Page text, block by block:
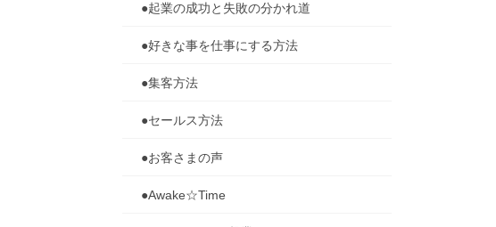
●起業の成功と失敗の分かれ道
●好きな事を仕事にする方法
●集客方法
●セールス方法
●お客さまの声
●Awake☆Time